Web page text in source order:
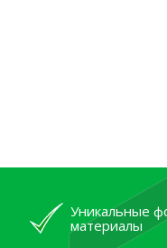
Уникальные
материалы